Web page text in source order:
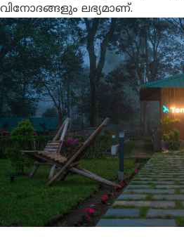
വിനോദങ്ങളും ലഭ്യമാണ്.